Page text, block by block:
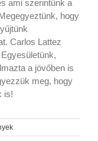
ami szerintünk a
hogy
Carlos Lattez
a jövőben is
meg, hogy
is!